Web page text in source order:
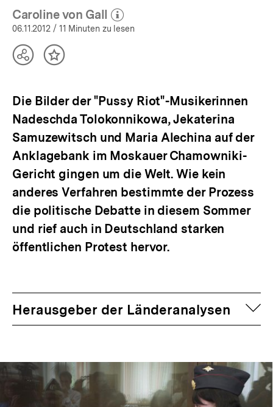
Caroline von Gall
(Mehr zum Autor)
öffnen
06.11.2012 / 11 Minuten zu lesen
TeilenInhalt
Die Bilder der "Pussy Riot"-Musikerinnen
Nadeschda Tolokonnikowa, Jekaterina
Samuzewitsch und Maria Alechina auf der
Anklagebank im Moskauer Chamowniki-
Gericht gingen um die Welt. Wie kein
anderes Verfahren bestimmte der Prozess
die politische Debatte in diesem Sommer
und rief auch in Deutschland starken
öffentlichen Protest hervor.
Herausgeber der Länderanalysen